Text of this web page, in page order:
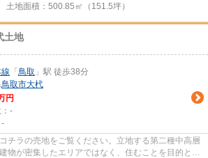
土地面積： 500.85㎡（151.5坪）
土地
「鳥取 」駅 徒歩38分
鳥取市大杙
円
-
-
チラの売地をご覧ください。立地する第二種中高層
物が密集したエリアではなく、住むことを目的とし